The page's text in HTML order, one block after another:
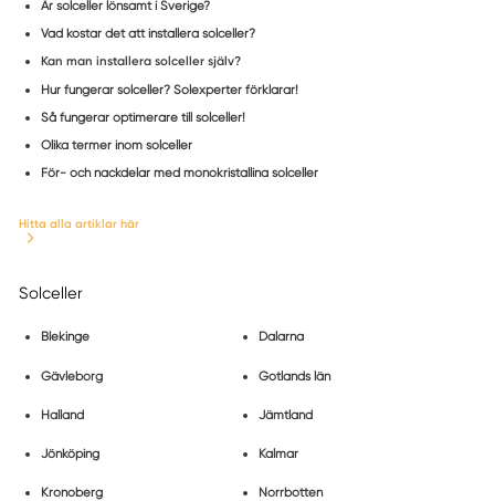
Är solceller lönsamt i Sverige?
Vad kostar det att installera solceller?
Kan man installera solceller själv?
Hur fungerar solceller? Solexperter förklarar!
Så fungerar optimerare till solceller!
Olika termer inom solceller
För- och nackdelar med monokristallina solceller
Hitta alla artiklar här
Solceller
Blekinge Dalarna
Gävleborg Gotlands län
Halland Jämtland
Jönköping Kalmar
Kronoberg Norrbotten